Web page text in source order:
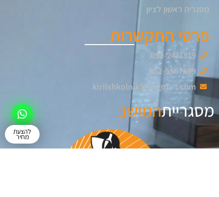
מסגריה ראשון לציון
פרטי התקשרות
052-2411819
052-5507809
kirilshkolnik96@gmail.com
מסגרייתהמושב
להצעת
מחיר